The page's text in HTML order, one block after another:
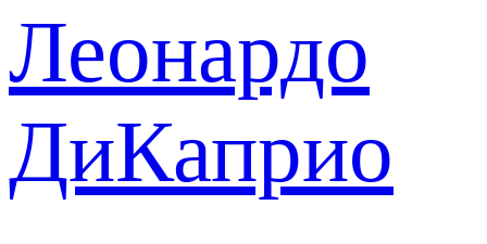
Леонардо
ДиКаприо